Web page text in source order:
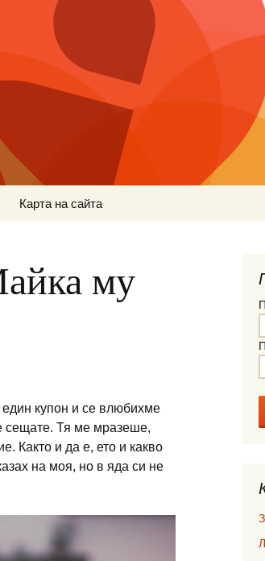
Карта на сайта
му
купон и се влюбихме
сещате. Тя ме мразеше,
Както и да е, ето и какво
на моя, но в яда си не